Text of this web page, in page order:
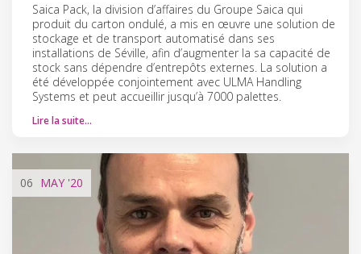
Saica Pack, la division d’affaires du Groupe Saica qui
produit du carton ondulé, a mis en œuvre une solution de
stockage et de transport automatisé dans ses
installations de Séville, afin d’augmenter la sa capacité de
stock sans dépendre d’entrepôts externes. La solution a
été développée conjointement avec ULMA Handling
Systems et peut accueillir jusqu’à 7000 palettes.
Lire la suite…
06 MAY '20